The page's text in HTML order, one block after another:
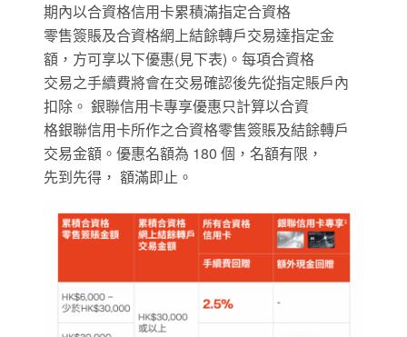
期內以合資格信用卡累積滿指定合資格
零售簽賬及合資格網上結餘轉戶交易達指定金
額，方可享以下優惠(見下表)。每項合資格
交易之手續費將會在交易確認後先從指定賬戶內
扣除。 銀聯信用卡專享優惠只計算以合資
格銀聯信用卡所作之合資格零售簽賬及結餘轉戶
交易金額。優惠名額為 180 個，名額有限，
先到先得， 額滿即止。